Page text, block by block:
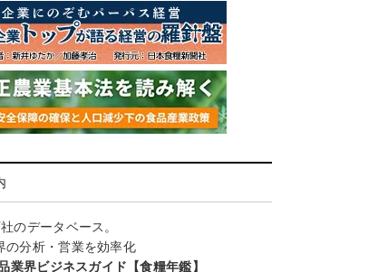
のデータベース。
の分析・営業を効率化
業界ビジネスガイド【食糧年鑑】